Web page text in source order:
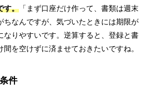
す。「まず口座だけ作って、書類は週末
ちなんですが、気づいたときには期限が
なりやすいです。逆算すると、登録と書
を空けずに済ませておきたいですね。
件